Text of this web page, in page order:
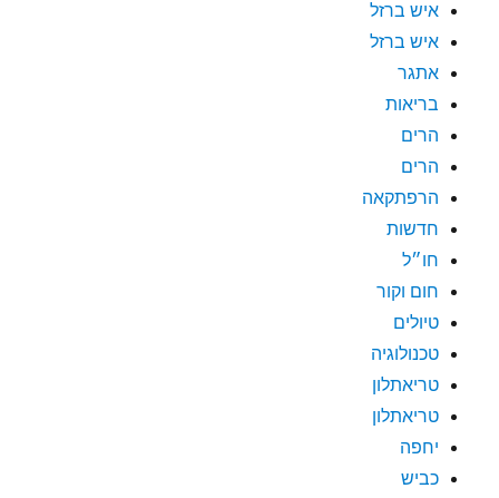
איש ברזל
איש ברזל
אתגר
בריאות
הרים
הרים
הרפתקאה
חדשות
חו״ל
חום וקור
טיולים
טכנולוגיה
טריאתלון
טריאתלון
יחפה
כביש